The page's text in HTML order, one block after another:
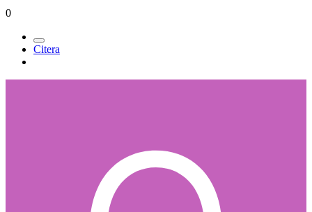
0
Citera